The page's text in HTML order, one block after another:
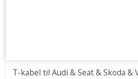
T-kabel til Audi & Seat & Skoda &